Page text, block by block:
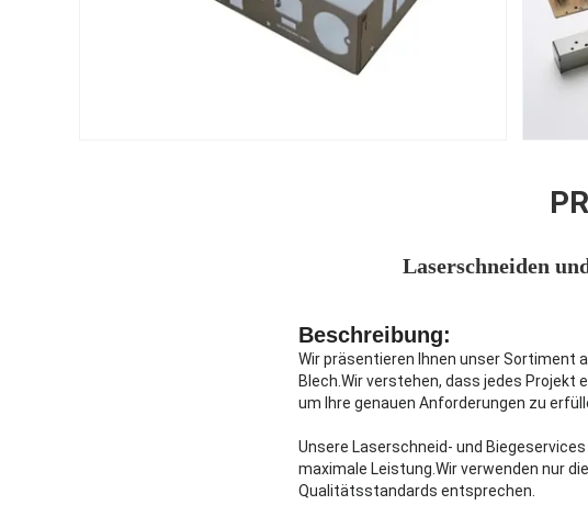
Laserschneiden
Beschreibung:
Wir präsentieren Ihnen unser Sortiment
Blech.Wir verstehen, dass jedes Projekt
um Ihre genauen Anforderungen zu
Unsere Laserschneid- und
maximale Leistung.Wir verwenden nur
Qualitätsstandards entsprechen.